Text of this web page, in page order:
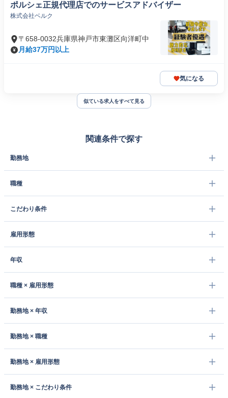
ポルシェ正規代理店でのサービスアドバイザー
株式会社ベルク
〒658-0032兵庫県神戸市東灘区向洋町中
月給37万円以上
気になる
似ている求人をすべて見る
関連条件で探す
勤務地
職種
こだわり条件
雇用形態
年収
職種 × 雇用形態
勤務地 × 年収
勤務地 × 職種
勤務地 × 雇用形態
勤務地 × こだわり条件